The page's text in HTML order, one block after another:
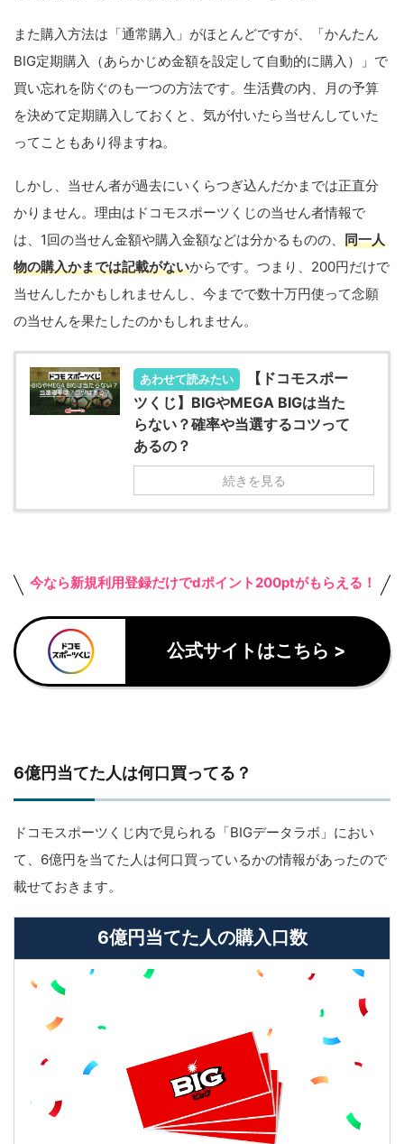
また購入方法は「通常購入」がほとんどですが、「かんたん
BIG定期購入（あらかじめ金額を設定して自動的に購入）」で
買い忘れを防ぐのも一つの方法です。生活費の内、月の予算
を決めて定期購入しておくと、気が付いたら当せんしていた
ってこともあり得ますね。
しかし、当せん者が過去にいくらつぎ込んだかまでは正直分
かりません。理由はドコモスポーツくじの当せん者情報で
は、1回の当せん金額や購入金額などは分かるものの、 同一人
物の購入かまでは記載がないからです。つまり、200円だけで
当せんしたかもしれませんし、今までで数十万円使って念願
の当せんを果たしたのかもしれません。
あわせて読みたい
【ドコモスポー
ツくじ】BIGやMEGA BIGは当た
らない？確率や当選するコツって
あるの？
続きを見る
今なら新規利用登録だけでdポイント200ptがもらえる！
公式サイトはこちら >
6億円当てた人は何口買ってる？
ドコモスポーツくじ内で見られる「BIGデータラボ」におい
て、6億円を当てた人は何口買っているかの情報があったので
載せておきます。
6億円当てた人の購入口数